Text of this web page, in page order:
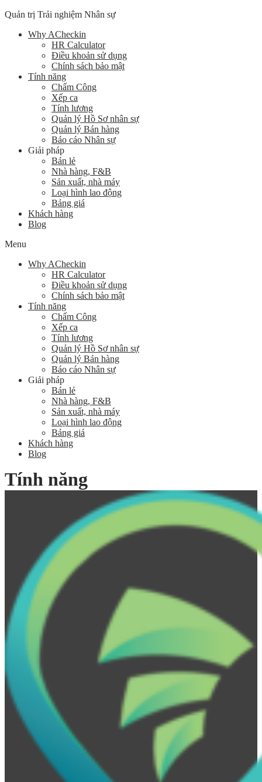
Quản trị Trải nghiệm Nhân sự
Why ACheckin
HR Calculator
Điều khoản sử dụng
Chính sách bảo mật
Tính năng
Chấm Công
Xếp ca
Tính lương
Quản lý Hồ Sơ nhân sự
Quản lý Bán hàng
Báo cáo Nhân sự
Giải pháp
Bán lẻ
Nhà hàng, F&B
Sản xuất, nhà máy
Loại hình lao động
Bảng giá
Khách hàng
Blog
Menu
Why ACheckin
HR Calculator
Điều khoản sử dụng
Chính sách bảo mật
Tính năng
Chấm Công
Xếp ca
Tính lương
Quản lý Hồ Sơ nhân sự
Quản lý Bán hàng
Báo cáo Nhân sự
Giải pháp
Bán lẻ
Nhà hàng, F&B
Sản xuất, nhà máy
Loại hình lao động
Bảng giá
Khách hàng
Blog
Tính năng